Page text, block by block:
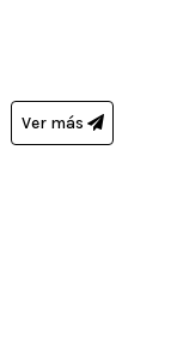
Ver más